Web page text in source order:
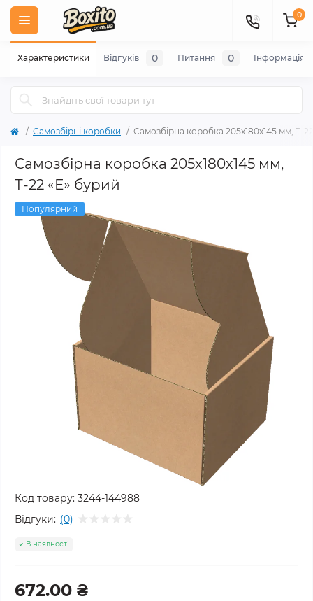
0
Самозбірні коробки Самозбірна коробка 205х180х145 мм, Т-
Самозбірна коробка 205х180х145 мм,
Т-22 «Е» бурий
Популярний
Код товару: 3244-144988
Відгуки: (0)
В наявності
672.00 ₴
Характеристики Відгуків 0 Питання 0 Iнформація